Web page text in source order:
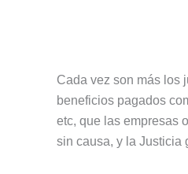
Cada vez son más los
beneficios pagados
etc, que las empresas
sin causa, y la Justicia